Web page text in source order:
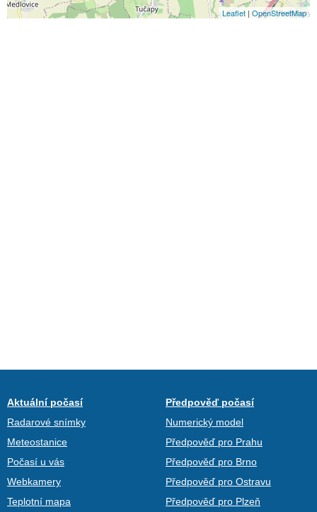
Leaflet | OpenStreetMap
Aktuální počasí
Radarové snímky
Meteostanice
Počasí u vás
Webkamery
Teplotní mapa
Předpověď počasí
Numerický model
Předpověď pro Prahu
Předpověď pro Brno
Předpověď pro Ostravu
Předpověď pro Plzeň